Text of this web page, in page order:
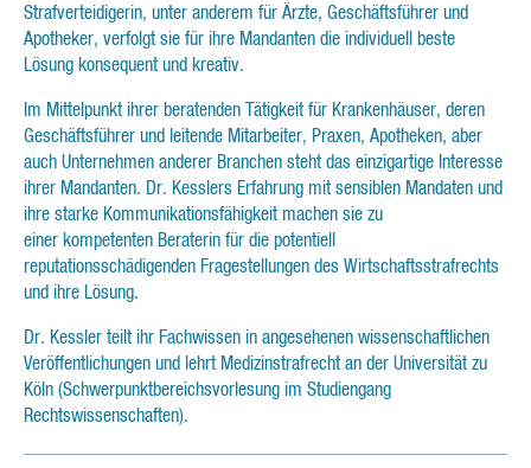
Strafverteidigerin, unter anderem für Ärzte, Geschäftsführer und
Apotheker, verfolgt sie für ihre Mandanten die individuell beste
Lösung konsequent und kreativ.
Im Mittelpunkt ihrer beratenden Tätigkeit für Krankenhäuser, deren
Geschäftsführer und leitende Mitarbeiter, Praxen, Apotheken, aber
auch Unternehmen anderer Branchen steht das einzigartige Interesse
ihrer Mandanten. Dr. Kesslers Erfahrung mit sensiblen Mandaten und
ihre starke Kommunikationsfähigkeit machen sie zu
einer kompetenten Beraterin für die potentiell
reputationsschädigenden Fragestellungen des Wirtschaftsstrafrechts
und ihre Lösung.
Dr. Kessler teilt ihr Fachwissen in angesehenen wissenschaftlichen
Veröffentlichungen und lehrt Medizinstrafrecht an der Universität zu
Köln (Schwerpunktbereichsvorlesung im Studiengang
Rechtswissenschaften).